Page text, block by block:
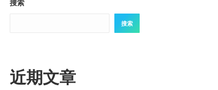
搜索
搜索
近期文章